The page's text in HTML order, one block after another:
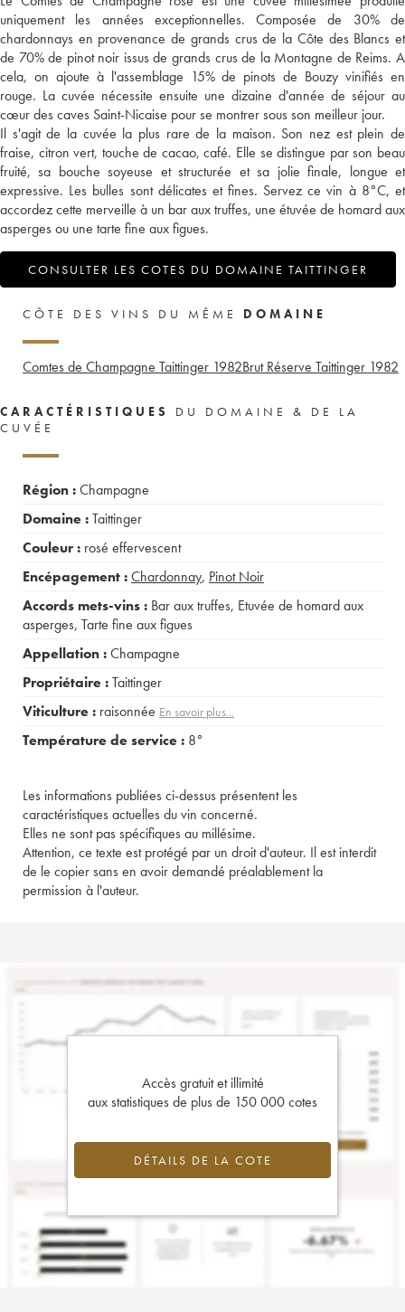
uniquement les années exceptionnelles. Composée de 30% de
chardonnays en provenance de grands crus de la Côte des Blancs et
de 70% de pinot noir issus de grands crus de la Montagne de Reims. A
cela, on ajoute à l'assemblage 15% de pinots de Bouzy vinifiés en
rouge. La cuvée nécessite ensuite une dizaine d'année de séjour au
cœur des caves Saint-Nicaise pour se montrer sous son meilleur jour.
Il s'agit de la cuvée la plus rare de la maison. Son nez est plein de
fraise, citron vert, touche de cacao, café. Elle se distingue par son beau
fruité, sa bouche soyeuse et structurée et sa jolie finale, longue et
expressive. Les bulles sont délicates et fines. Servez ce vin à 8°C, et
accordez cette merveille à un bar aux truffes, une étuvée de homard aux
asperges ou une tarte fine aux figues.
CONSULTER LES COTES DU DOMAINE TAITTINGER
CÔTE DES VINS DU MÊME DOMAINE
Comtes de Champagne Taittinger 1982Brut Réserve Taittinger 1982
CARACTÉRISTIQUES
DU DOMAINE & DE LA
CUVÉE
Région :Champagne
Domaine :Taittinger
Couleur : rosé effervescent
Encépagement :Chardonnay, Pinot Noir
Accords mets-vins : Bar aux truffes, Etuvée de homard aux
asperges, Tarte fine aux figues
Appellation :Champagne
Propriétaire :Taittinger
Viticulture : raisonnée En savoir plus...
Température de service : 8°
Les informations publiées ci-dessus présentent les
caractéristiques actuelles du vin concerné.
Elles ne sont pas spécifiques au millésime.
Attention, ce texte est protégé par un droit d'auteur. Il est interdit
de le copier sans en avoir demandé préalablement la
permission à l'auteur.
Accès gratuit et illimité
aux statistiques de plus de 150 000 cotes
DÉTAILS DE LA COTE